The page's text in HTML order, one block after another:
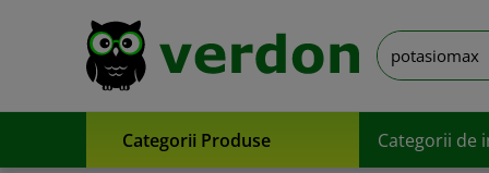
Categorii Produse Categorii de